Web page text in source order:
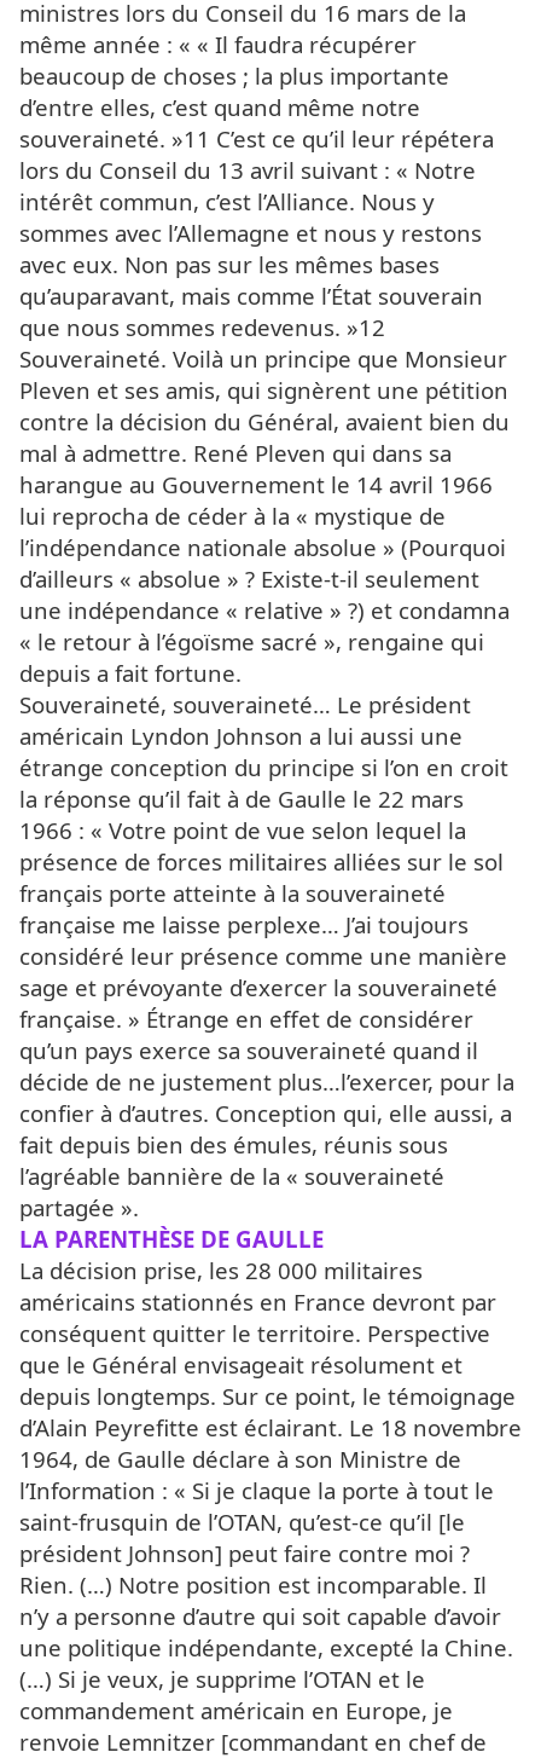
ministres lors du Conseil du 16 mars de la
même année : « « Il faudra récupérer
beaucoup de choses ; la plus importante
d’entre elles, c’est quand même notre
souveraineté. »11 C’est ce qu’il leur répétera
lors du Conseil du 13 avril suivant : « Notre
intérêt commun, c’est l’Alliance. Nous y
sommes avec l’Allemagne et nous y restons
avec eux. Non pas sur les mêmes bases
qu’auparavant, mais comme l’État souverain
que nous sommes redevenus. »12
Souveraineté. Voilà un principe que Monsieur
Pleven et ses amis, qui signèrent une pétition
contre la décision du Général, avaient bien du
mal à admettre. René Pleven qui dans sa
harangue au Gouvernement le 14 avril 1966
lui reprocha de céder à la « mystique de
l’indépendance nationale absolue » (Pourquoi
d’ailleurs « absolue » ? Existe-t-il seulement
une indépendance « relative » ?) et condamna
« le retour à l’égoïsme sacré », rengaine qui
depuis a fait fortune.
Souveraineté, souveraineté… Le président
américain Lyndon Johnson a lui aussi une
étrange conception du principe si l’on en croit
la réponse qu’il fait à de Gaulle le 22 mars
1966 : « Votre point de vue selon lequel la
présence de forces militaires alliées sur le sol
français porte atteinte à la souveraineté
française me laisse perplexe… J’ai toujours
considéré leur présence comme une manière
sage et prévoyante d’exercer la souveraineté
française. » Étrange en effet de considérer
qu’un pays exerce sa souveraineté quand il
décide de ne justement plus…l’exercer, pour la
confier à d’autres. Conception qui, elle aussi, a
fait depuis bien des émules, réunis sous
l’agréable bannière de la « souveraineté
partagée ».
LA PARENTHÈSE DE GAULLE
La décision prise, les 28 000 militaires
américains stationnés en France devront par
conséquent quitter le territoire. Perspective
que le Général envisageait résolument et
depuis longtemps. Sur ce point, le témoignage
d’Alain Peyrefitte est éclairant. Le 18 novembre
1964, de Gaulle déclare à son Ministre de
l’Information : « Si je claque la porte à tout le
saint-frusquin de l’OTAN, qu’est-ce qu’il [le
président Johnson] peut faire contre moi ?
Rien. (…) Notre position est incomparable. Il
n’y a personne d’autre qui soit capable d’avoir
une politique indépendante, excepté la Chine.
(…) Si je veux, je supprime l’OTAN et le
commandement américain en Europe, je
renvoie Lemnitzer [commandant en chef de